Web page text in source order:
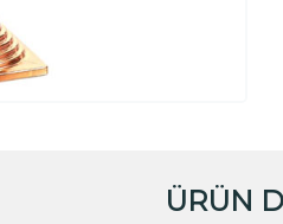
ÜRÜN